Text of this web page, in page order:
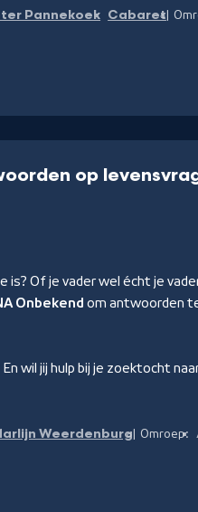
Pannekoek Cabaret
op
Of je vader wel écht je
Onbekend om antwoorden
wil jij hulp bij je zoektocht
Weerdenburg Omroep: